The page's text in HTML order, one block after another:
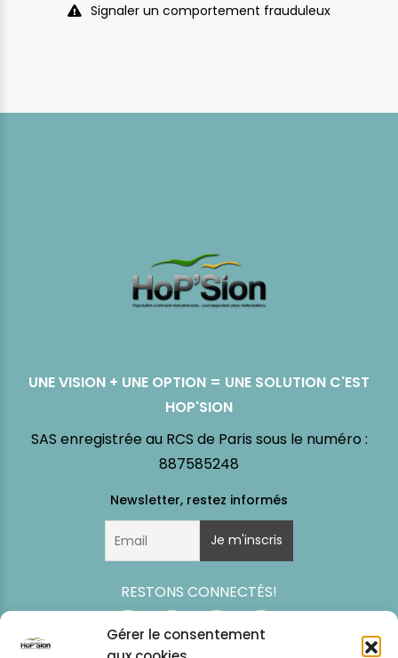
Gérer le consentement
Signaler un comportement frauduleux
UNE VISION + UNE OPTION = UNE SOLUTION C'EST
HOP'SION
SAS enregistrée au RCS de Paris sous le numéro :
887585248
RESTONS CONNECTÉS!